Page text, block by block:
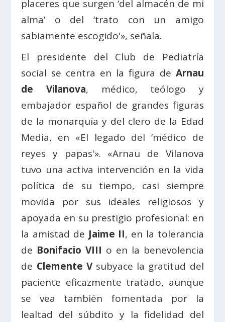
placeres que surgen ‘del almacén de mi
alma’ o del ‘trato con un amigo
sabiamente escogido'», señala.
El presidente del Club de Pediatría
social se centra en la figura de Arnau
de Vilanova, médico, teólogo y
embajador español de grandes figuras
de la monarquía y del clero de la Edad
Media, en «El legado del ‘médico de
reyes y papas'». «Arnau de Vilanova
tuvo una activa intervención en la vida
política de su tiempo, casi siempre
movida por sus ideales religiosos y
apoyada en su prestigio profesional: en
la amistad de Jaime II, en la tolerancia
de Bonifacio VIII o en la benevolencia
de Clemente Vsubyace la gratitud del
paciente eficazmente tratado, aunque
se vea también fomentada por la
lealtad del súbdito y la fidelidad del